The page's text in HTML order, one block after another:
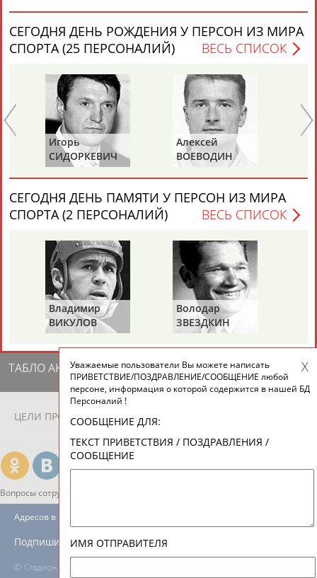
Каримжан
Аделя
Андрей
Герман
Рамазан
АБДУЛАЕВ
Тагир
АБДУЛАЕВ
Камиль
АБДУЛАЗИЗОВ
Загалав
АБДУЛБЕКОВ
Камалудин
АБДУЛДАУДОВ
Абдула
АБДУЛЖАЛИЛОВ
Магомед
АБДУЛКАГИРОВ
Назир
24 персон из 13181
ЕЩЁ ПЕРСОНЫ
ТАБЛО АКТИВНОСТИ
ЦЕЛИ ПРОЕКТА КОНТАКТЫ
Вопросы сотрудничества и совместной деятельности
© Стадион, 1998-2026
Адресов в новостной рассылке: 996
Подпишись
СЕГОДНЯ ДЕНЬ РОЖДЕНИЯ У ПЕРСОН ИЗ МИРА
СПОРТА (25 ПЕРСОНАЛИЙ)
ВЕСЬ СПИСОК
Игорь
СИДОРКЕВИЧ
Алексей
ВОЕВОДИН
СЕГОДНЯ ДЕНЬ ПАМЯТИ У ПЕРСОН ИЗ МИРА
СПОРТА (2 ПЕРСОНАЛИЙ)
ВЕСЬ СПИСОК
Владимир
ВИКУЛОВ
Володар
ЗВЕЗДКИН
Уважаемые пользователи Вы можете написать
ПРИВЕТСТВИЕ/ПОЗДРАВЛЕНИЕ/СООБЩЕНИЕ любой
персоне, информация о которой содержится в нашей БД
Персоналий !
СООБЩЕНИЕ ДЛЯ:
ТЕКСТ ПРИВЕТСТВИЯ / ПОЗДРАВЛЕНИЯ /
СООБЩЕНИЕ
ИМЯ ОТПРАВИТЕЛЯ